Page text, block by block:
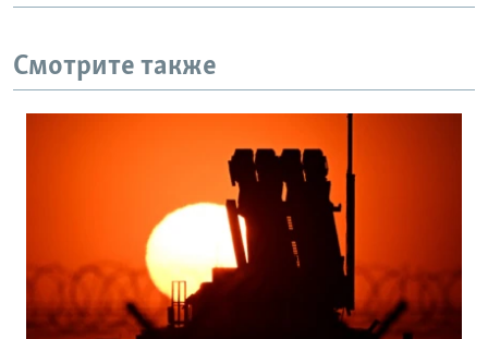
Смотрите также